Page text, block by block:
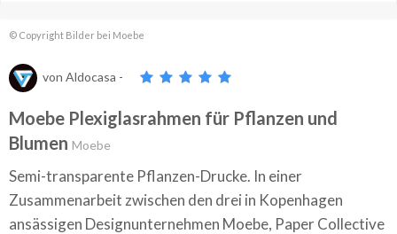
© Copyright Bilder bei Moebe
von Aldocasa -
Moebe Plexiglasrahmen für Pflanzen und
Blumen Moebe
Semi-transparente Pflanzen-Drucke. In einer
Zusammenarbeit zwischen den drei in Kopenhagen
ansässigen Designunternehmen Moebe, Paper Collective